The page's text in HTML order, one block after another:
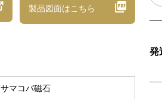
製品図面はこちら
サマコバ磁石
発